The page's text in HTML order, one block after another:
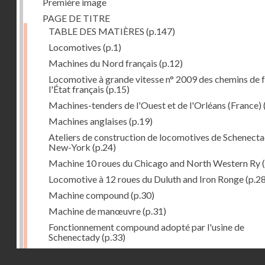
PAGE DE TITRE
TABLE DES MATIÈRES (p.147)
Locomotives (p.1)
Machines du Nord français (p.12)
Locomotive à grande vitesse n° 2009 des chemins de
l'État français (p.15)
Machines-tenders de l'Ouest et de l'Orléans (France)
Machines anglaises (p.19)
Ateliers de construction de locomotives de
New-York (p.24)
Machine 10 roues du Chicago and North Western Ry
Locomotive à 12 roues du Duluth and Iron Ronge
Machine compound(p.30)
Machine de manœuvre(p.31)
Fonctionnement compound adopté par l'usine de
Schenectady(p.33)